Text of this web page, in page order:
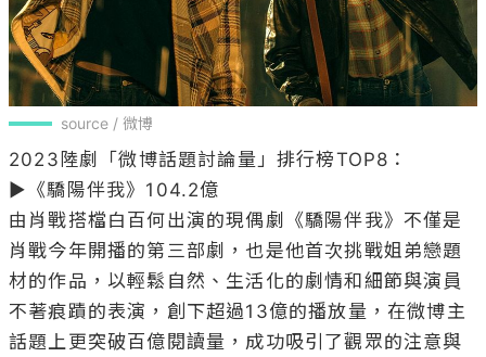
source / 微博
2023陸劇「微博話題討論量」排行榜TOP8：
▶《驕陽伴我》104.2億
由肖戰搭檔白百何出演的現偶劇《驕陽伴我》不僅是
肖戰今年開播的第三部劇，也是他首次挑戰姐弟戀題
材的作品，以輕鬆自然、生活化的劇情和細節與演員
不著痕蹟的表演，創下超過13億的播放量，在微博主
話題上更突破百億閱讀量，成功吸引了觀眾的注意與